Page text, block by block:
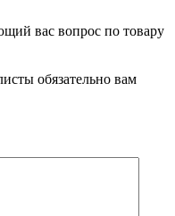
вас вопрос по товару
обязательно вам